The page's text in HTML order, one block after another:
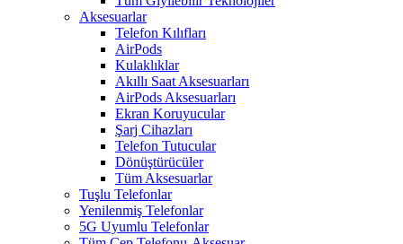
Aksesuarlar
Telefon Kılıfları
AirPods
Kulaklıklar
Akıllı Saat Aksesuarları
AirPods Aksesuarları
Ekran Koruyucular
Şarj Cihazları
Telefon Tutucular
Dönüştürücüler
Tüm Aksesuarlar
Tuşlu Telefonlar
Yenilenmiş Telefonlar
5G Uyumlu Telefonlar